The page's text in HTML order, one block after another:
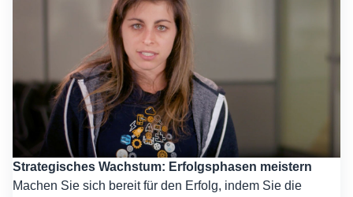
Strategisches Wachstum: Erfolgsphasen meistern
Machen Sie sich bereit für den Erfolg, indem Sie die